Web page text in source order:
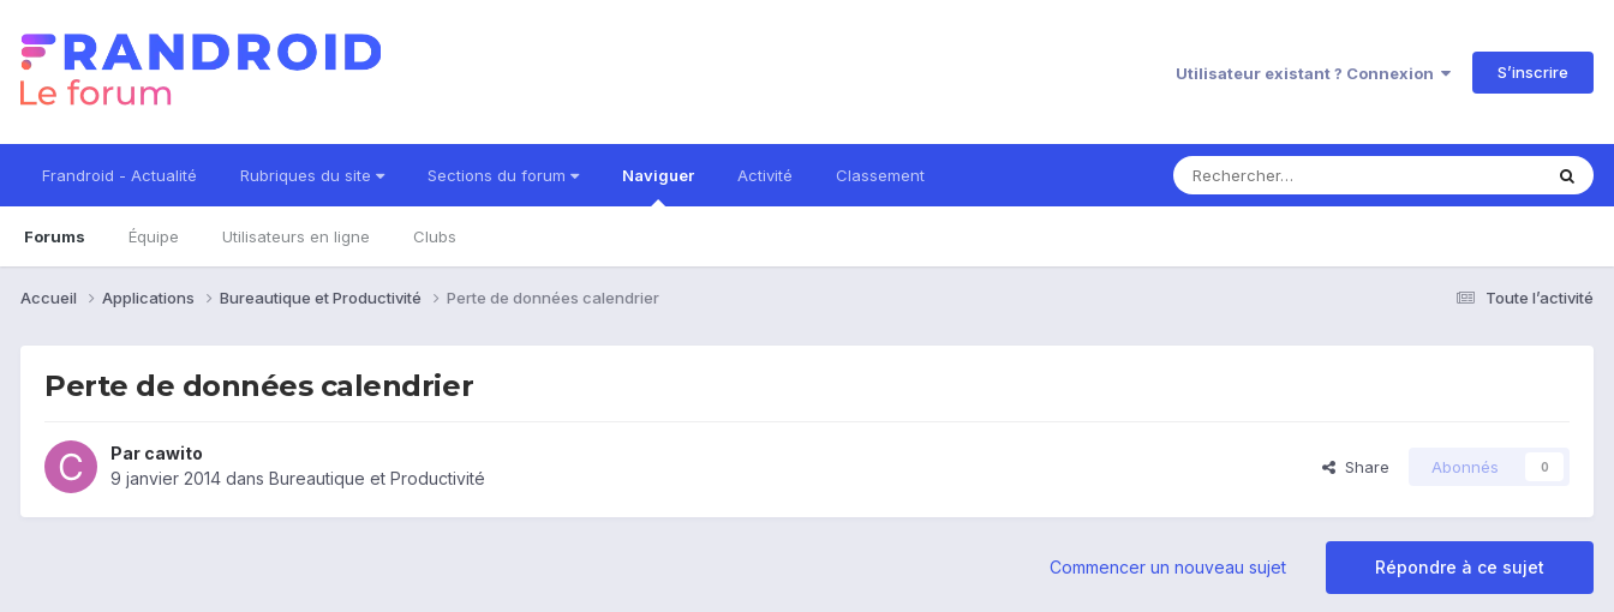
Utilisateur existant ? Connexion S’inscrire
Frandroid - Actualité Rubriques du site Sections du forum Naviguer
Forums Équipe Utilisateurs en ligne Clubs
Activité Classement
Toute l’activité
Accueil Applications Bureautique et Productivité Perte de données calendrier
Perte de données calendrier
Par cawito
9 janvier 2014 dans Bureautique et Productivité
Share Abonnés 0
Répondre à ce sujet
Commencer un nouveau sujet